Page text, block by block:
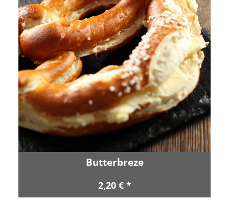
Butterbreze
2,20 € *